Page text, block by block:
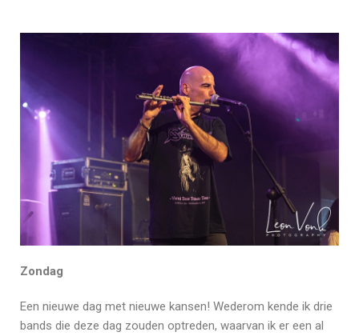
Zondag
Een nieuwe dag met nieuwe kansen! Wederom kende ik drie
bands die deze dag zouden optreden, waarvan ik er een al